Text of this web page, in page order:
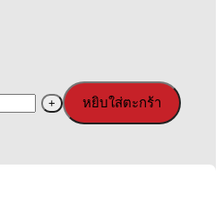
หยิบใส่ตะกร้า